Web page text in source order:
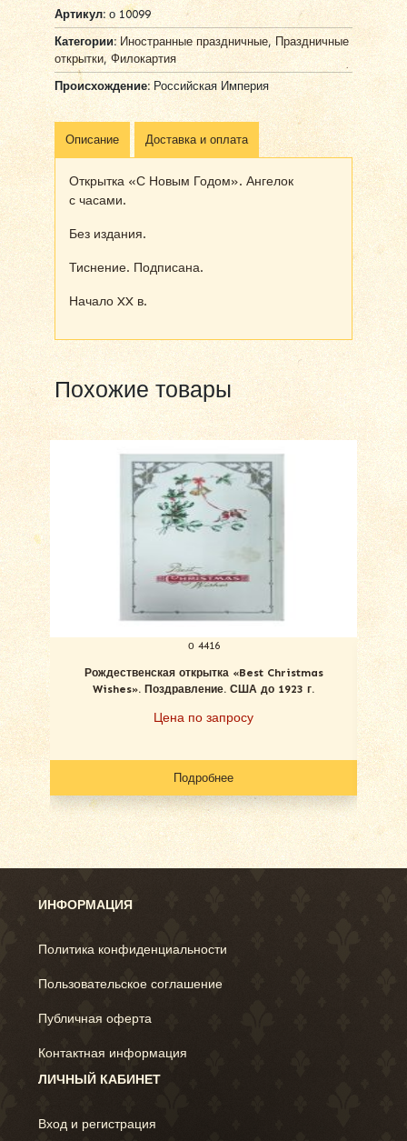
Артикул:о 10099
Категории: Иностранные праздничные,Праздничные
открытки,Филокартия
Происхождение:Российская Империя
Описание Доставка и оплата
Открытка «С Новым Годом». Ангелок
с часами.
Без издания.
Тиснение. Подписана.
Начало XX в.
Похожие товары
о 4416
Рождественская открытка «Best Christmas
Wishes». Поздравление. США до 1923 г.
Цена по запросу
Подробнее
С
ИНФОРМАЦИЯ
Политика конфиденциальности
Пользовательское соглашение
Публичная оферта
Контактная информация
ЛИЧНЫЙ КАБИНЕТ
Вход и регистрация